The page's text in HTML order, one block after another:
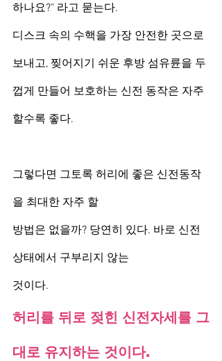
하나요?" 라고 묻는다.
디스크 속의 수핵을 가장 안전한 곳으로
보내고, 찢어지기 쉬운 후방 섬유륜을 두
껍게 만들어 보호하는 신전 동작은 자주
할수록 좋다.
그렇다면 그토록 허리에 좋은 신전동작
을 최대한 자주 할
방법은 없을까? 당연히 있다. 바로 신전
상태에서 구부리지 않는
것이다.
허리를 뒤로 젖힌 신전자세를 그
대로 유지하는 것이다.